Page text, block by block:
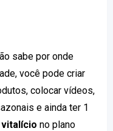
sabe por onde
você pode criar
colocar vídeos,
e ainda ter 1
no plano